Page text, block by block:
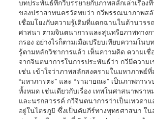
บทประพันธ์ที่กวีบรรยายกับภาพสลักเล่าเรื่อง
ของปราสาทนครวัดพบว่า กวีพรรณนาภาพส
เชื่อมโยงกับความรู้เดิมที่แตกฉานในด้านวร
ศาสนา ตามจินตนาการและสุนทรียภาพทาง
กรอง อย่างไรก็ตามเมื่อเปรียบเทียบความใน
รู้ตามหลักวิชาการแล้ว เห็นความคิด ความเ
จากจินตนาการในการประพันธ์ว่า กวีมีความ
เช่น เข้าใจว่าภาพสลักสงครามในมหาภาพย์
“มหาภารตะ” และ “รามายณะ” เป็นภาพการร
ทั้งหมด เช่นเดียวกับเรื่อง เทพในศาสนาพรา
และนรกสวรรค์ กวีจินตนาการว่าเป็นเทวดา
อยู่ในไตรภูมิ ซึ่งเป็นคัมภีร์ทางพุทธศาสนา ใ